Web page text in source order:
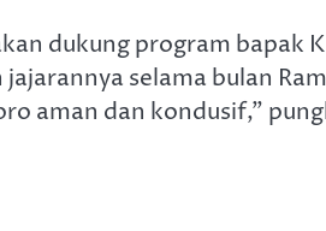
dukung program bapak
selama bulan
aman dan kondusif,”